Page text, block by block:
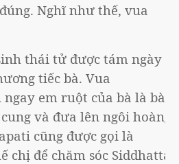
Nghĩ như thế, vua
thái tử được tám ngày
tiếc bà. Vua
em ruột của bà là bà
và đưa lên ngôi hoàng
cũng được gọi là
chị để chăm sóc Siddhatta.